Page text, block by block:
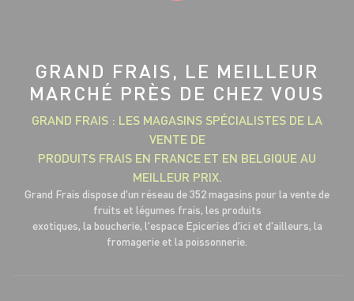
GRAND FRAIS, LE MEILLEUR
MARCHÉ PRÈS DE CHEZ VOUS
GRAND FRAIS : LES MAGASINS SPÉCIALISTES DE LA
VENTE DE
PRODUITS FRAIS EN FRANCE ET EN BELGIQUE AU
MEILLEUR PRIX.
Grand Frais dispose d'un réseau de 352 magasins pour la vente de
fruits et légumes frais, les produits
exotiques, la boucherie, l'espace Epiceries d'ici et d'ailleurs, la
fromagerie et la poissonnerie.